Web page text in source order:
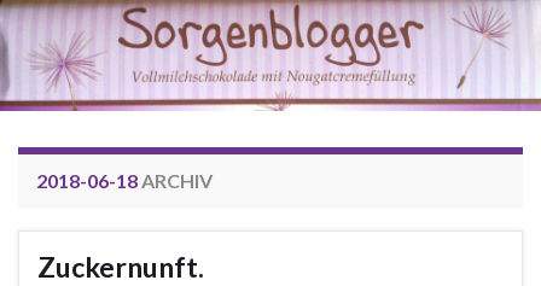
2018-06-18ARCHIV
Zuckernunft.